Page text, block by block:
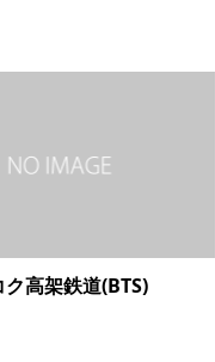
高架鉄道(BTS)